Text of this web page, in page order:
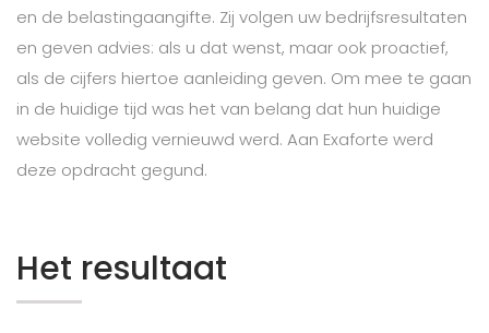
en de belastingaangifte. Zij volgen uw bedrijfsresultaten
en geven advies: als u dat wenst, maar ook proactief,
als de cijfers hiertoe aanleiding geven. Om mee te gaan
in de huidige tijd was het van belang dat hun huidige
website volledig vernieuwd werd. Aan Exaforte werd
deze opdracht gegund.
Het resultaat